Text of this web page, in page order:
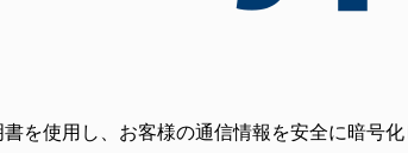
を使用し、お客様の通信情報を安全に暗号化